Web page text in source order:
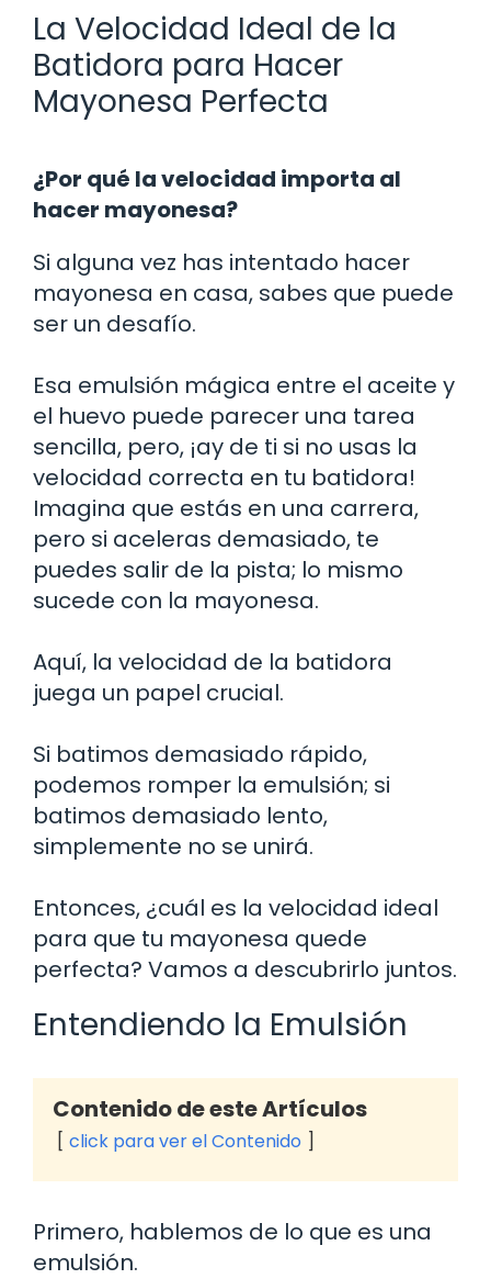
La Velocidad Ideal de la
Batidora para Hacer
Mayonesa Perfecta
¿Por qué la velocidad importa al
hacer mayonesa?
Si alguna vez has intentado hacer
mayonesa en casa, sabes que puede
ser un desafío.
Esa emulsión mágica entre el aceite y
el huevo puede parecer una tarea
sencilla, pero, ¡ay de ti si no usas la
velocidad correcta en tu batidora!
Imagina que estás en una carrera,
pero si aceleras demasiado, te
puedes salir de la pista; lo mismo
sucede con la mayonesa.
Aquí, la velocidad de la batidora
juega un papel crucial.
Si batimos demasiado rápido,
podemos romper la emulsión; si
batimos demasiado lento,
simplemente no se unirá.
Entonces, ¿cuál es la velocidad ideal
para que tu mayonesa quede
perfecta? Vamos a descubrirlo juntos.
Entendiendo la Emulsión
Contenido de este Artículos
click para ver el Contenido
Primero, hablemos de lo que es una
emulsión.